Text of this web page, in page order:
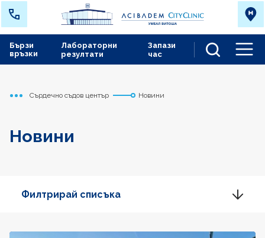
Лабораторни
резултати
Запази
час
Бързи
връзки
Начало
Сърдечно съдов център Новини
Новини
Филтрирай списъка